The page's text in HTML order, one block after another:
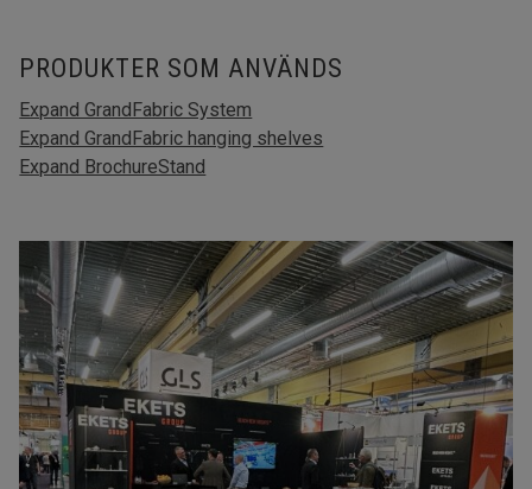
PRODUKTER SOM ANVÄNDS
Expand GrandFabric System
Expand GrandFabric hanging shelves
Expand BrochureStand